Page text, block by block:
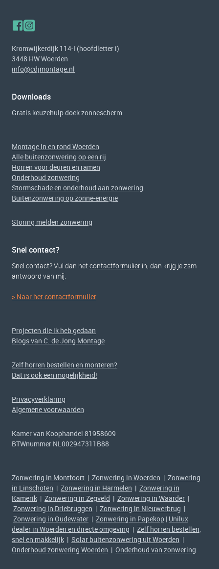
Kromwijkerdijk 114-I (hoofdletter i)
3448 HW Woerden
info@cdjmontage.nl
Downloads
Gratis keuzehulp doek zonnescherm
Montage in en rond Woerden
Alle buitenzonwering op een rij
Horren voor deuren en ramen
Onderhoud zonwering
Stormschade en onderhoud aan zonwering
Buitenzonwering op zonne-energie
Storing melden zonwering
Snel contact?
Snel contact? Vul dan hetcontactformulier in, dan krijg je zsm
antwoord van mij.
> Naar het contactformulier
Projecten die ik heb gedaan
Blogs van C. de Jong Montage
Zelf horren bestellen en monteren?
Dat is ook een mogelijkheid!
Privacyverklaring
Algemene voorwaarden
Kamer van Koophandel 81958609
BTWnummer NL002947311B88
Zonwering in Montfoort | Zonwering in Woerden | Zonwering
in Linschoten | Zonwering in Harmelen | Zonwering in
Kamerik | Zonwering in Zegveld | Zonwering in Waarder |
Zonwering in Driebruggen | Zonwering in Nieuwerbrug |
Zonwering in Oudewater | Zonwering in Papekop | Unilux
dealer in Woerden en directe omgeving | Zelf horren bestellen,
snel en makkelijk | Solar buitenzonwering uit Woerden |
Onderhoud zonwering Woerden | Onderhoud van zonwering